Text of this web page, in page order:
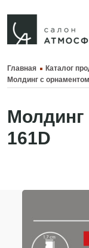
Главная Каталог
Молдинг с
Молдинг
161D